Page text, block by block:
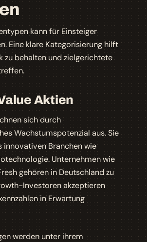
kann für Einsteiger
Eine klare Kategorisierung hilft
zu behalten und zielgerichtete
Aktien
sich durch
Wachstumspotenzial aus. Sie
innovativen Branchen wie
Unternehmen wie
gehören in Deutschland zu
Investoren akzeptieren
in Erwartung
werden unter ihrem